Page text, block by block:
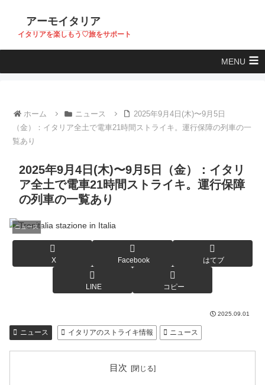
アーモイタリア
イタリアを楽しもう♡旅をサポート
MENU
ホーム ニュース
2025年9月4日(木)〜9月5日
（金）：イタリア全土で電車21時間ストライキ。運行保障の列車の一
覧あり
2025年9月4日(木)〜9月5日（金）：イタリ
ア全土で電車21時間ストライキ。運行保障
の列車の一覧あり
ニュース
X Facebook はてブ
LINE コピー
2025.09.01
ニュース イタリアのストライキ情報 ニュース
目次